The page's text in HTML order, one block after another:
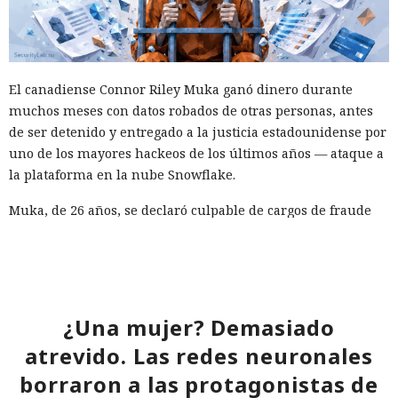
El canadiense Connor Riley Muka ganó dinero durante
muchos meses con datos robados de otras personas, antes
de ser detenido y entregado a la justicia estadounidense por
uno de los mayores hackeos de los últimos años — ataque a
la plataforma en la nube Snowflake.
Muka, de 26 años, se declaró culpable de cargos de fraude
Muka y sus cómplices utilizaron credenciales robadas para
acceder a cuentas de Snowflake y robaron información de al
menos 165 empresas. Entre las afectadas se encuentran
AT&T, Ticketmaster, Advance Auto Parts, Neiman Marcus,
¿Una mujer? Demasiado
atrevido. Las redes neuronales
borraron a las protagonistas de